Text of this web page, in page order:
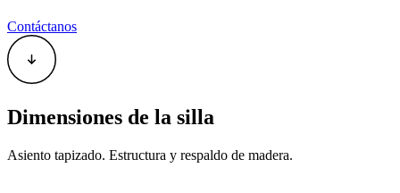
Contáctanos
Dimensiones de la silla
Asiento tapizado. Estructura y respaldo de madera.